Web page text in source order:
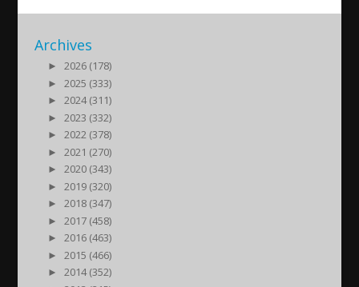
Archives
►
2026 (178)
►
2025 (333)
►
2024 (311)
►
2023 (332)
►
2022 (378)
►
2021 (270)
►
2020 (343)
►
2019 (320)
►
2018 (347)
►
2017 (458)
►
2016 (463)
►
2015 (466)
►
2014 (352)